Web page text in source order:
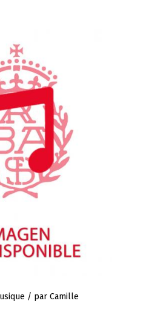
/ par Camille